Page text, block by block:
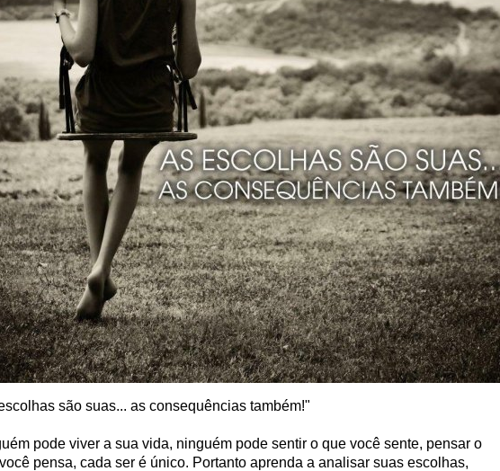
são suas... as consequências também!"
pode viver a sua vida, ninguém pode sentir o que você sente, pensar o
pensa, cada ser é único. Portanto aprenda a analisar suas escolhas,